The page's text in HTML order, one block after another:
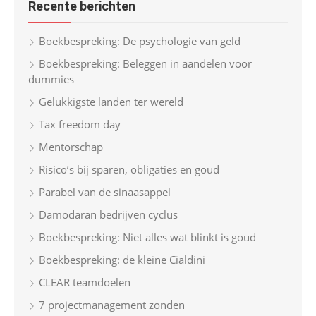
c
f
o
r
:
Recente berichten
Boekbespreking: De psychologie van geld
Boekbespreking: Beleggen in aandelen voor
dummies
Gelukkigste landen ter wereld
Tax freedom day
Mentorschap
Risico’s bij sparen, obligaties en goud
Parabel van de sinaasappel
Damodaran bedrijven cyclus
Boekbespreking: Niet alles wat blinkt is goud
Boekbespreking: de kleine Cialdini
CLEAR teamdoelen
7 projectmanagement zonden